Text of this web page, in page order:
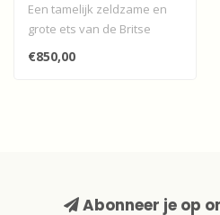
Een tamelijk zeldzame en
grote ets van de Britse
kunstenaar Sydney
Mackenzie Lit..
€850,00
Abonneer je op